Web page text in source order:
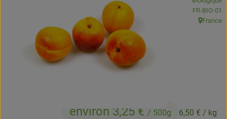
Accessoires et divers
Cosmétique et hygiène
environ 3,25 € / 500g 6,50 € / kg
, Autorité
FR-BIO-01
, Origine:
France